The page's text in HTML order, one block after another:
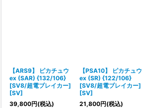
【ARS9】 ピカチュウ
ex (SAR) {132/106}
[SV8/超電ブレイカー]
[SV]
39,800円(税込)
【PSA10】 ピカチュウ
ex (SR) {122/106}
[SV8/超電ブレイカー]
[SV]
21,800円(税込)